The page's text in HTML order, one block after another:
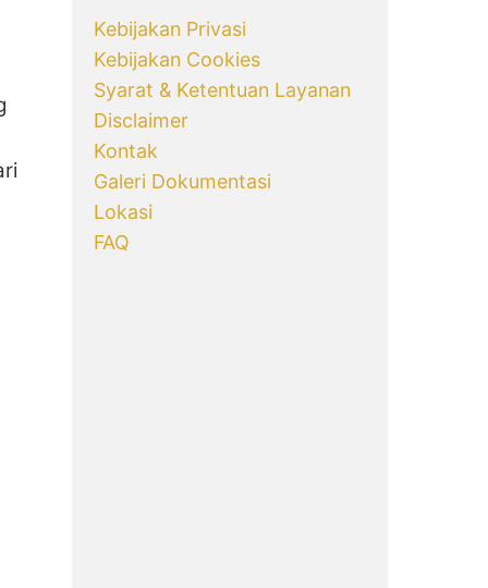
Kebijakan Privasi
Kebijakan Cookies
Syarat & Ketentuan Layanan
Disclaimer
Kontak
Galeri Dokumentasi
Lokasi
FAQ